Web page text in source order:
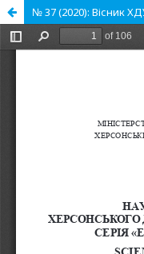
№ 37 (2020): Вісник